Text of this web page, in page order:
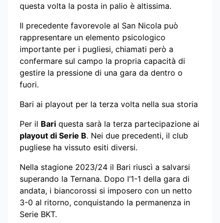
questa volta la posta in palio è altissima.
Il precedente favorevole al San Nicola può
rappresentare un elemento psicologico
importante per i pugliesi, chiamati però a
confermare sul campo la propria capacità di
gestire la pressione di una gara da dentro o
fuori.
Bari ai playout per la terza volta nella sua storia
Per il Bari questa sarà la terza partecipazione ai
playout di Serie B. Nei due precedenti, il club
pugliese ha vissuto esiti diversi.
Nella stagione 2023/24 il Bari riuscì a salvarsi
superando la Ternana. Dopo l’1-1 della gara di
andata, i biancorossi si imposero con un netto
3-0 al ritorno, conquistando la permanenza in
Serie BKT.